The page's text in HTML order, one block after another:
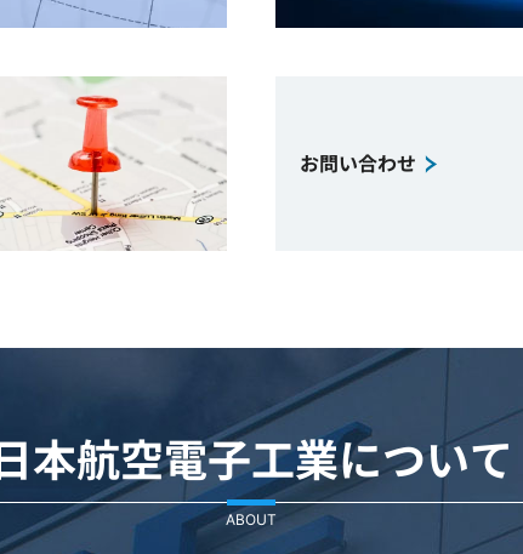
お問い合わせ
日本航空電子工業について
ABOUT